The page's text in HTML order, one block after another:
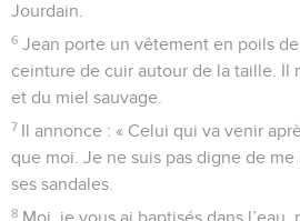
Jourdain.
6 Jean porte un vêtement en poils
ceinture de cuir autour de la taille. Il
et du miel sauvage.
7 Il annonce : « Celui qui va venir
que moi. Je ne suis pas digne de
ses sandales.
8 Moi, je vous ai baptisés dans l’eau,